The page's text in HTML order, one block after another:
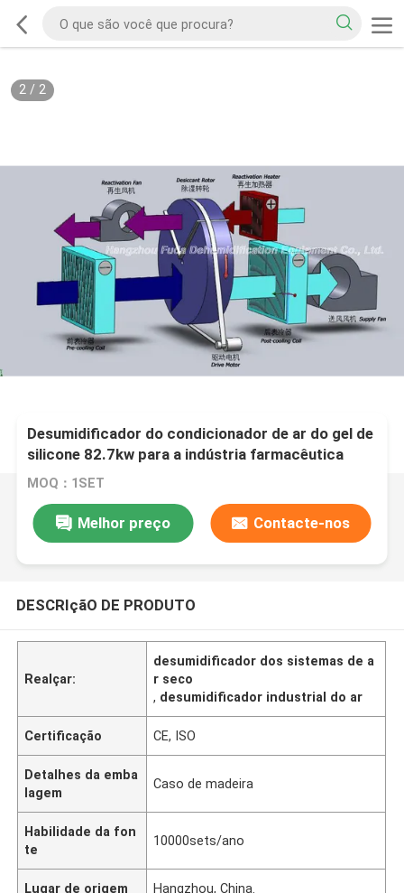
2/ 2
Desumidificador do condicionador de ar do gel de
silicone 82.7kw para a indústria farmacêutica
MOQ：1SET
Melhor preço Contacte-nos
DESCRIçãO DE PRODUTO
Realçar:
desumidificador dos sistemas de a
r seco
, desumidificador industrial do ar
Certificação CE, ISO
Detalhes da emba
lagem
Caso de madeira
Habilidade da fon
te
10000sets/ano
Lugar de origem Hangzhou, China.